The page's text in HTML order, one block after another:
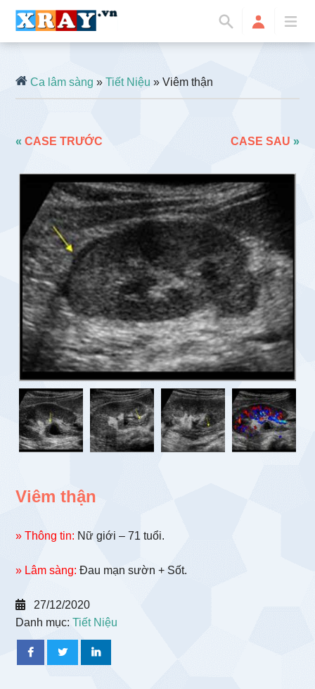
Ca lâm sàng »Tiết Niệu » Viêm thận
«CASE TRƯỚC CASE SAU »
Viêm thận
» Thông tin: Nữ giới – 71 tuổi.
» Lâm sàng: Đau mạn sườn + Sốt.
27/12/2020
Danh mục:Tiết Niệu